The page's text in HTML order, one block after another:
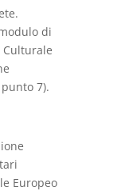
di
Culturale
7).
Europeo